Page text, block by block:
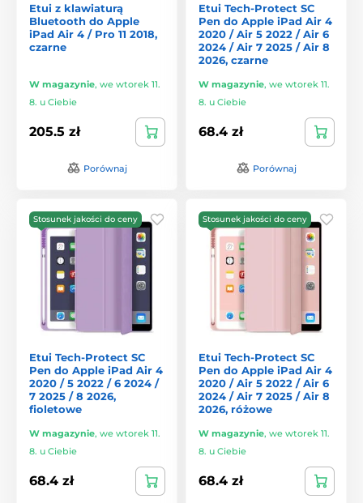
Etui z klawiaturą
Bluetooth do Apple
iPad Air 4 / Pro 11 2018,
czarne
W magazynie, we wtorek 11.
8. u Ciebie
205.5 zł
Porównaj
Etui Tech-Protect SC
Pen do Apple iPad Air 4
2020 / Air 5 2022 / Air 6
2024 / Air 7 2025 / Air 8
2026, czarne
W magazynie, we wtorek 11.
8. u Ciebie
68.4 zł
Porównaj
Stosunek jakości do ceny
Etui Tech-Protect SC
Pen do Apple iPad Air 4
2020 / 5 2022 / 6 2024 /
7 2025 / 8 2026,
fioletowe
W magazynie, we wtorek 11.
8. u Ciebie
68.4 zł
Stosunek jakości do ceny
Etui Tech-Protect SC
Pen do Apple iPad Air 4
2020 / Air 5 2022 / Air 6
2024 / Air 7 2025 / Air 8
2026, różowe
W magazynie, we wtorek 11.
8. u Ciebie
68.4 zł